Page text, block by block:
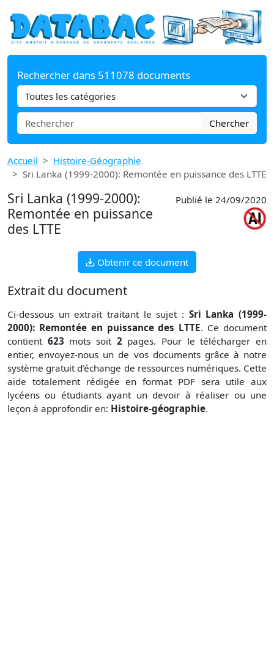
Rechercher dans 511078 documents
Chercher
Accueil
Histoire-Géographie
Sri Lanka (1999-2000): Remontée en puissance des LTTE
Sri Lanka (1999-2000):
Remontée en puissance
des LTTE
Publié le 24/09/2020
Obtenir ce document
Extrait du document
Ci-dessous un extrait traitant le sujet : Sri Lanka (1999-
2000): Remontée en puissance des LTTE. Ce document
contient 623 mots soit 2pages. Pour le télécharger en
entier, envoyez-nous un de vos documents grâce à notre
système gratuitd’échange de ressources numériques. Cette
aide totalement rédigée en format PDF sera utile aux
lycéens ou étudiants ayant un devoir à réaliser ou une
leçon à approfondir en: Histoire-géographie.